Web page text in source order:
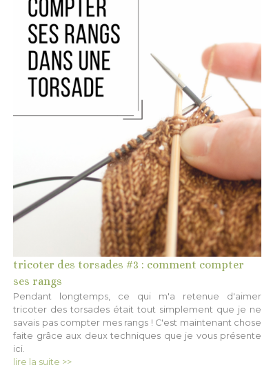
tricoter des torsades #3 : comment compter
ses rangs
Pendant longtemps, ce qui m'a retenue d'aimer
tricoter des torsades était tout simplement que je ne
savais pas compter mes rangs ! C'est maintenant chose
faite grâce aux deux techniques que je vous présente
ici.
lire la suite >>